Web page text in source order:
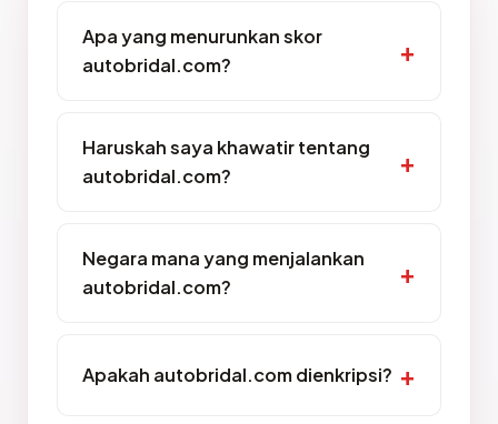
Apa yang menurunkan skor
autobridal.com?
Haruskah saya khawatir tentang
autobridal.com?
Negara mana yang menjalankan
autobridal.com?
Apakah autobridal.com dienkripsi?